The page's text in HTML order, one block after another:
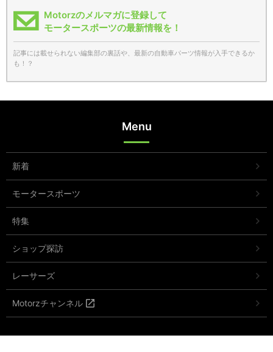
Motorzのメルマガに登録して
モータースポーツの最新情報を！
記事には載せられない編集部の裏話や、最新の自動車パーツ情報が入手できるか
も！？
Menu
新着
モータースポーツ
特集
ショップ探訪
レーサーズ
Motorzチャンネル